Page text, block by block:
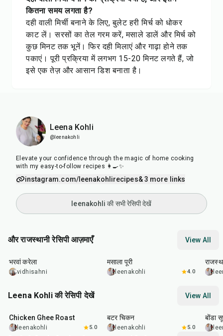
कितना समय लगता है?
दही वाली मिर्ची बनाने के लिए, बुलेट हरी मिर्च को धोकर
काट लें। सरसों का तेल गरम करें, मसाले डालें और मिर्च को
कुछ मिनट तक भूनें। फिर दही मिलाएं और गाढ़ा होने तक
पकाएं। पूरी प्रक्रिया में लगभग 15-20 मिनट लगते हैं, जो
इसे एक तेज़ और आसान डिश बनाता है।
Leena Kohli
@leenakohli
Elevate your confidence through the magic of home cooking
with my easy-to-follow recipes 👩‍🍳✨
instagram.com/leenakohlirecipes& 3 more links
leenakohli की सभी रेसिपी देखें
और राजस्थानी रेसिपी आज़माएँ View All
30 min
भरवां करेला
vidhisahni
मसाला पूरी
leenakohli 4.0
Leena Kohli की रेसिपी देखें View All
Chicken Ghee Roast
leenakohli 5.0
बटर चिकन
leenakohli 5.0
बोंडा